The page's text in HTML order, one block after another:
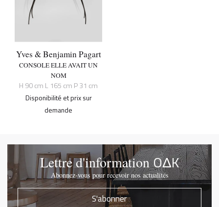
Yves & Benjamin Pagart
CONSOLE ELLE AVAIT UN
NOM
H 90 cm L 165 cm P 31 cm
Disponibilité et prix sur
demande
Lettre d'informationOΔK
Abonnez-vous pour recevoir nos actualités
S'abonner